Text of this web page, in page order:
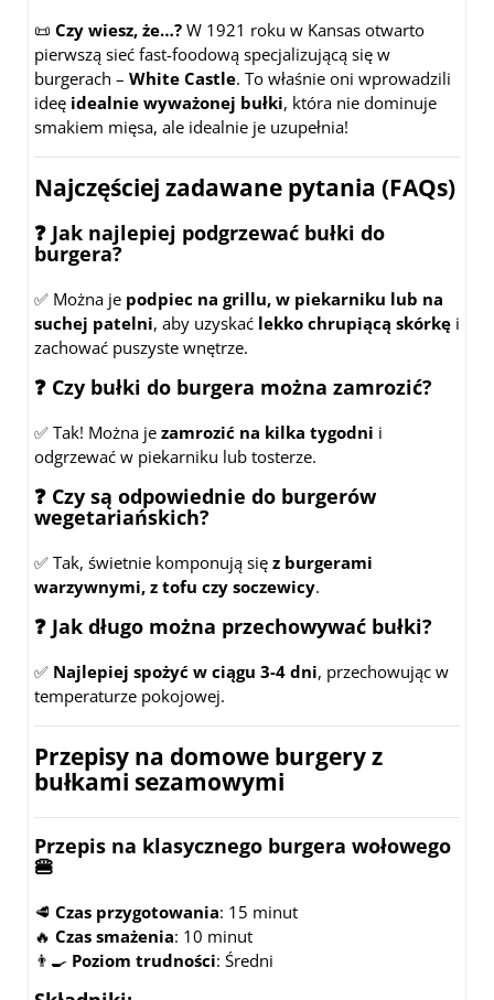
📜 Czy wiesz, że…? W 1921 roku w Kansas otwarto
pierwszą sieć fast-foodową specjalizującą się w
burgerach – White Castle. To właśnie oni wprowadzili
ideę idealnie wyważonej bułki, która nie dominuje
smakiem mięsa, ale idealnie je uzupełnia!
Najczęściej zadawane pytania (FAQs)
❓ Jak najlepiej podgrzewać bułki do
burgera?
✅ Można je podpiec na grillu, w piekarniku lub na
suchej patelni, aby uzyskać lekko chrupiącą skórkę i
zachować puszyste wnętrze.
❓ Czy bułki do burgera można zamrozić?
✅ Tak! Można je zamrozić na kilka tygodni i
odgrzewać w piekarniku lub tosterze.
❓ Czy są odpowiednie do burgerów
wegetariańskich?
✅ Tak, świetnie komponują się z burgerami
warzywnymi, z tofu czy soczewicy.
❓ Jak długo można przechowywać bułki?
✅ Najlepiej spożyć w ciągu 3-4 dni, przechowując w
temperaturze pokojowej.
Przepisy na domowe burgery z
bułkami sezamowymi
Przepis na klasycznego burgera wołowego
🍔
🥩 Czas przygotowania: 15 minut
🔥 Czas smażenia: 10 minut
👨‍🍳 Poziom trudności: Średni